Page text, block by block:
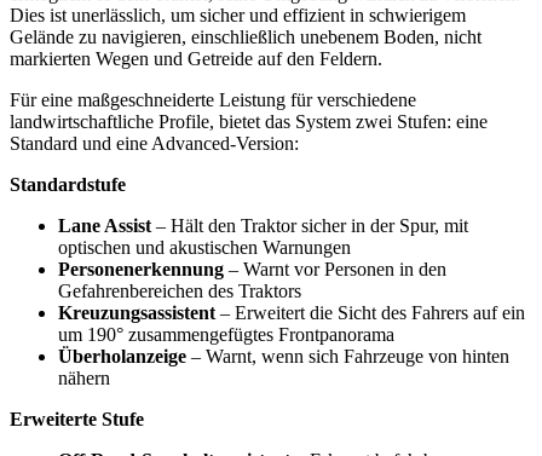
Dies ist unerlässlich, um sicher und effizient in schwierigem
Gelände zu navigieren, einschließlich unebenem Boden, nicht
markierten Wegen und Getreide auf den Feldern.
Für eine maßgeschneiderte Leistung für verschiedene
landwirtschaftliche Profile, bietet das System zwei Stufen: eine
Standard und eine Advanced-Version:
Standardstufe
Lane Assist – Hält den Traktor sicher in der Spur, mit
optischen und akustischen Warnungen
Personenerkennung – Warnt vor Personen in den
Gefahrenbereichen des Traktors
Kreuzungsassistent – Erweitert die Sicht des Fahrers auf ein
um 190° zusammengefügtes Frontpanorama
Überholanzeige – Warnt, wenn sich Fahrzeuge von hinten
nähern
Erweiterte Stufe